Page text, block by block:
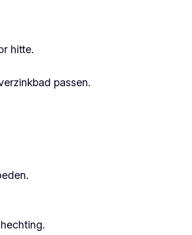
hitte.
passen.